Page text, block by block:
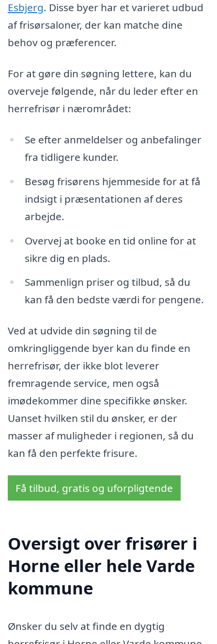
Esbjerg. Disse byer har et varieret udbud
af frisørsaloner, der kan matche dine
behov og præferencer.
For at gøre din søgning lettere, kan du
overveje følgende, når du leder efter en
herrefrisør i nærområdet:
Se efter anmeldelser og anbefalinger
fra tidligere kunder.
Besøg frisørens hjemmeside for at få
indsigt i præsentationen af deres
arbejde.
Overvej at booke en tid online for at
sikre dig en plads.
Sammenlign priser og tilbud, så du
kan få den bedste værdi for pengene.
Ved at udvide din søgning til de
omkringliggende byer kan du finde en
herrefrisør, der ikke blot leverer
fremragende service, men også
imødekommer dine specifikke ønsker.
Uanset hvilken stil du ønsker, er der
masser af muligheder i regionen, så du
kan få den perfekte frisure.
Få tilbud, gratis og uforpligtende
Oversigt over frisører i
Horne eller hele Varde
kommune
Ønsker du selv at finde en dygtig